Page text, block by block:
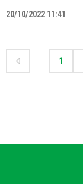
20/10/2022 11:41
1